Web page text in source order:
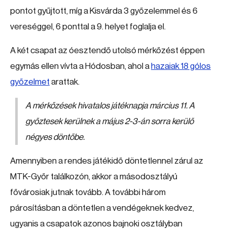
pontot gyűjtott, míg a Kisvárda 3 győzelemmel és 6
vereséggel, 6 ponttal a 9. helyet foglalja el.
A két csapat az óesztendő utolsó mérkőzést éppen
egymás ellen vívta a Hódosban, ahol a hazaiak 18 gólos
győzelmet arattak.
A mérkőzések hivatalos játéknapja március 11. A
győztesek kerülnek a május 2-3-án sorra kerülő
négyes döntőbe.
Amennyiben a rendes játékidő döntetlennel zárul az
MTK-Győr találkozón, akkor a másodosztályú
fővárosiak jutnak tovább. A további három
párosításban a döntetlen a vendégeknek kedvez,
ugyanis a csapatok azonos bajnoki osztályban